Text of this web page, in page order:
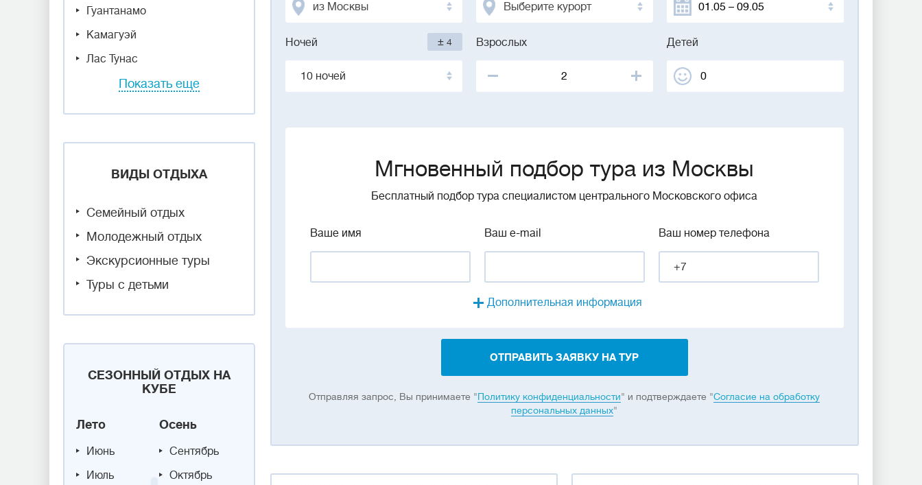
Гуантанамо
Камагуэй
Лас Тунас
Показать еще
ВИДЫ ОТДЫХА
Семейный отдых
Молодежный отдых
Экскурсионные туры
Туры с детьми
СЕЗОННЫЙ ОТДЫХ НА
КУБЕ
Лето
Июнь
Июль
Осень
Сентябрь
Октябрь
из Москвы Выберите курорт
Ночей ±4
10 ночей
Взрослых Детей
Мгновенный подбор тура из Москвы
Бесплатный подбор тура специалистом центрального Московского офиса
Ваше имя Ваш e-mail Ваш номер телефона
Дополнительная информация
ОТПРАВИТЬ ЗАЯВКУ НА ТУР
Отправляя запрос, Вы принимаете "Политику конфиденциальности" и подтверждаете "Согласие на обработку
персональных данных"